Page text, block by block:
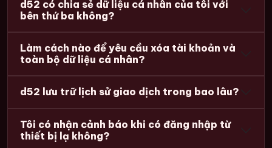
d52 có chia sẻ dữ liệu cá nhân của tôi với
bên thứ ba không?
Làm cách nào để yêu cầu xóa tài khoản và
toàn bộ dữ liệu cá nhân?
d52 lưu trữ lịch sử giao dịch trong bao lâu?
Tôi có nhận cảnh báo khi có đăng nhập từ
thiết bị lạ không?